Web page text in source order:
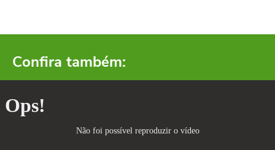
Confira também: